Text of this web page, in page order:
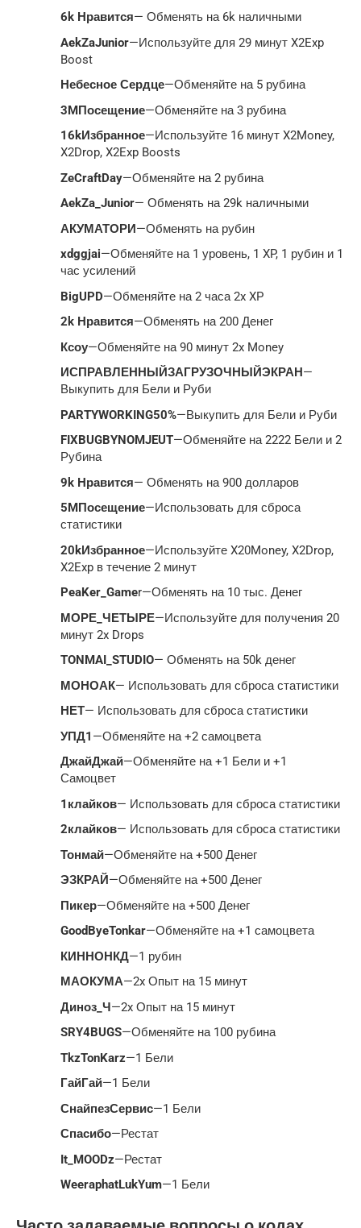
6k Нравится— Обменять на 6k наличными
AekZaJunior—Используйте для 29 минут X2Exp
Boost
Небесное Сердце—Обменяйте на 5 рубина
3MПосещение—Обменяйте на 3 рубина
16kИзбранное—Используйте 16 минут X2Money,
X2Drop, X2Exp Boosts
ZeCraftDay—Обменяйте на 2 рубина
AekZa_Junior— Обменять на 29k наличными
АКУМАТОРИ—Обменять на рубин
xdggjai—Обменяйте на 1 уровень, 1 XP, 1 рубин и 1
час усилений
BigUPD—Обменяйте на 2 часа 2x XP
2k Нравится—Обменять на 200 Денег
Ксоу—Обменяйте на 90 минут 2x Money
ИСПРАВЛЕННЫЙЗАГРУЗОЧНЫЙЭКРАН —
Выкупить для Бели и Руби
PARTYWORKING50%—Выкупить для Бели и Руби
FIXBUGBYNOMJEUT—Обменяйте на 2222 Бели и 2
Рубина
9k Нравится— Обменять на 900 долларов
5MПосещение—Использовать для сброса
статистики
20kИзбранное—Используйте X20Money, X2Drop,
X2Exp в течение 2 минут
PeaKer_Gamer—Обменять на 10 тыс. Денег
МОРЕ_ЧЕТЫРЕ—Используйте для получения 20
минут 2x Drops
TONMAI_STUDIO— Обменять на 50k денег
МОНОАК— Использовать для сброса статистики
НЕТ— Использовать для сброса статистики
УПД1 —Обменяйте на +2 самоцвета
ДжайДжай—Обменяйте на +1 Бели и +1
Самоцвет
1клайков— Использовать для сброса статистики
2клайков— Использовать для сброса статистики
Тонмай—Обменяйте на +500 Денег
ЭЗКРАЙ —Обменяйте на +500 Денег
Пикер—Обменяйте на +500 Денег
GoodByeTonkar—Обменяйте на +1 самоцвета
КИННОНКД—1 рубин
МАОКУМА—2x Опыт на 15 минут
Диноз_Ч—2x Опыт на 15 минут
SRY4BUGS—Обменяйте на 100 рубина
TkzTonKarz—1 Бели
ГайГай—1 Бели
СнайпезСервис—1 Бели
Спасибо—Рестат
It_MOODz—Рестат
WeeraphatLukYum—1 Бели